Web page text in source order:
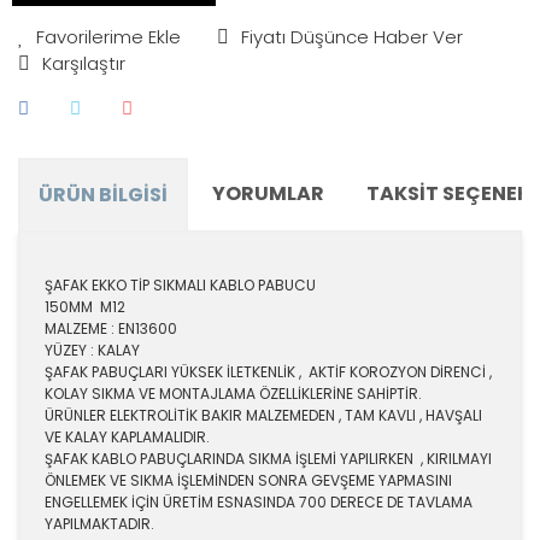
Fiyatı Düşünce Haber Ver
Karşılaştır
ÜRÜN BILGISI YORUMLAR TAKSIT
ŞAFAK EKKO TİP SIKMALI KABLO PABUCU
150MM M12
MALZEME : EN13600
YÜZEY : KALAY
ŞAFAK PABUÇLARI YÜKSEK İLETKENLİK , AKTİF KOROZYON DİRENCİ ,
KOLAY SIKMA VE MONTAJLAMA ÖZELLİKLERİNE SAHİPTİR.
ÜRÜNLER ELEKTROLİTİK BAKIR MALZEMEDEN , TAM KAVLI , HAVŞALI
VE KALAY KAPLAMALIDIR.
ŞAFAK KABLO PABUÇLARINDA SIKMA İŞLEMİ YAPILIRKEN , KIRILMAYI
ÖNLEMEK VE SIKMA İŞLEMİNDEN SONRA GEVŞEME YAPMASINI
ENGELLEMEK İÇİN ÜRETİM ESNASINDA 700 DERECE DE TAVLAMA
YAPILMAKTADIR.